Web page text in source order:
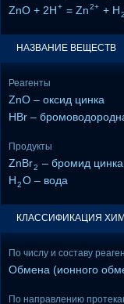
ZnO + 2H+ = Zn2+ + H2
НАЗВАНИЕ ВЕЩЕСТВ
Реагенты
ZnO – оксид цинка
HBr –
Продукты
ZnBr2 – бромид цинка
H2O – вода
КЛАССИФИКАЦИЯ
По числу и составу
Обмена (ионного
По направлению